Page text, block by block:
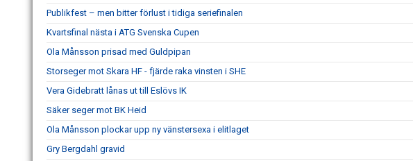
Publikfest – men bitter förlust i tidiga seriefinalen
Kvartsfinal nästa i ATG Svenska Cupen
Ola Månsson prisad med Guldpipan
Storseger mot Skara HF - fjärde raka vinsten i SHE
Vera Gidebratt lånas ut till Eslövs IK
Säker seger mot BK Heid
Ola Månsson plockar upp ny vänstersexa i elitlaget
Gry Bergdahl gravid